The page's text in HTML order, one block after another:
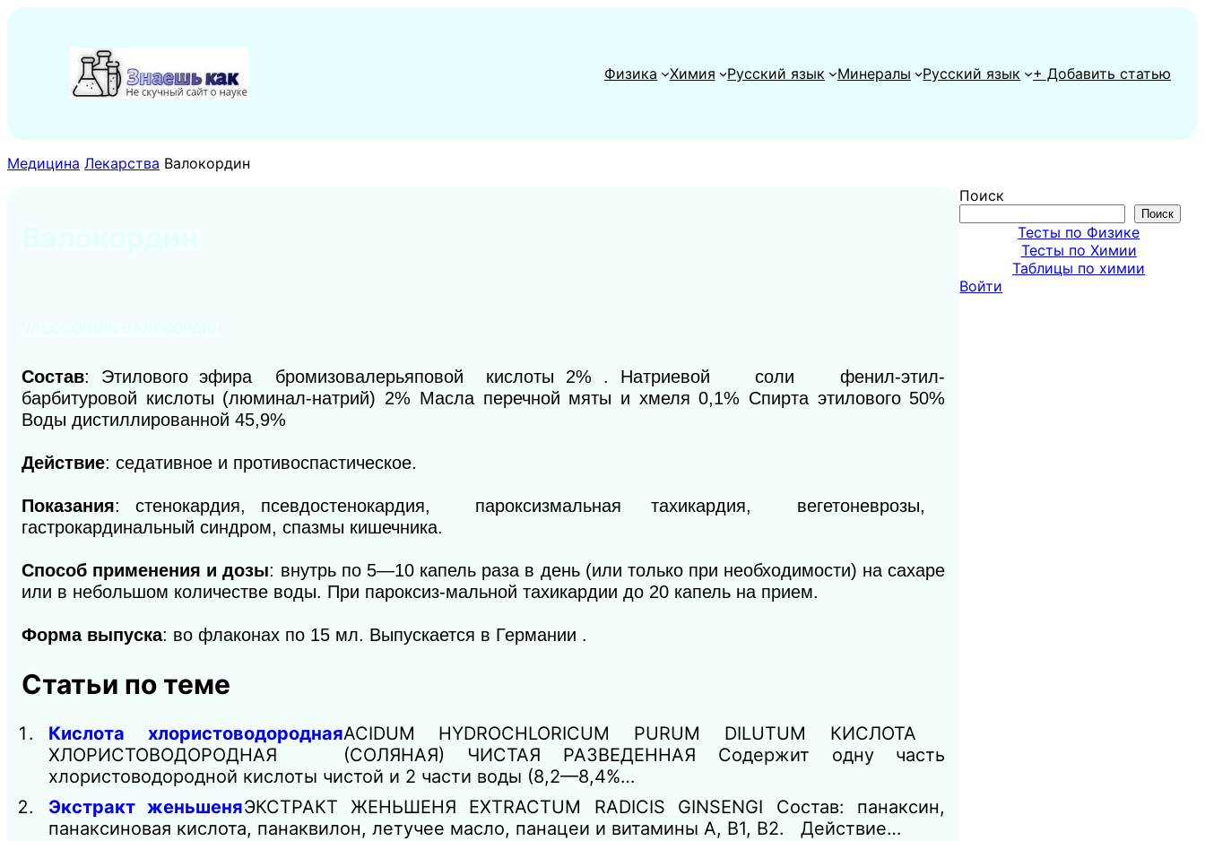
содержимому
Физика
Химия Русский язык Минералы Русский язык + Добавить статью
Медицина Лекарства Валокордин
Состав: Этилового эфира бромизовалерьяповой кислоты 2% . Натриевой соли фенил-этил-
барбитуровой кислоты (люминал-натрий) 2% Масла перечной мяты и хмеля 0,1% Спирта этилового 50%
Воды дистиллированной 45,9%
Действие: седативное и противоспастическое.
Показания: стенокардия, псевдостенокардия, пароксизмальная тахикардия, вегетоневрозы,
гастрокардинальный синдром, спазмы кишечника.
Способ применения и дозы: внутрь по 5—10 капель раза в день (или только при необходимости) на сахаре
или в небольшом количестве воды. При пароксиз-мальной тахикардии до 20 капель на прием.
Форма выпуска: во флаконах по 15 мл. Выпускается в Германии .
Статьи по теме
Кислота хлористоводороднаяACIDUM HYDROCHLORICUM PURUM DILUTUM КИСЛОТА
ХЛОРИСТОВОДОРОДНАЯ (СОЛЯНАЯ) ЧИСТАЯ РАЗВЕДЕННАЯ Содержит одну часть
хлористоводородной кислоты чистой и 2 части воды (8,2—8,4%…
Экстракт женьшеняЭКСТРАКТ ЖЕНЬШЕНЯ EXTRACTUM RADICIS GINSENGI Состав: панаксин,
панаксиновая кислота, панаквилон, летучее масло, панацеи и витамины А, В1, В2. Действие…
Поиск
Поиск
Тесты по Физике
Тесты по Химии
Таблицы по химии
Войти